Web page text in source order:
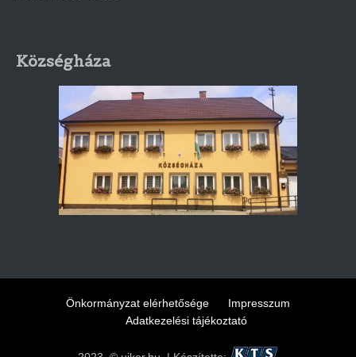
Községháza
Önkormányzat elérhetősége
Impresszum
Adatkezelési tájékoztató